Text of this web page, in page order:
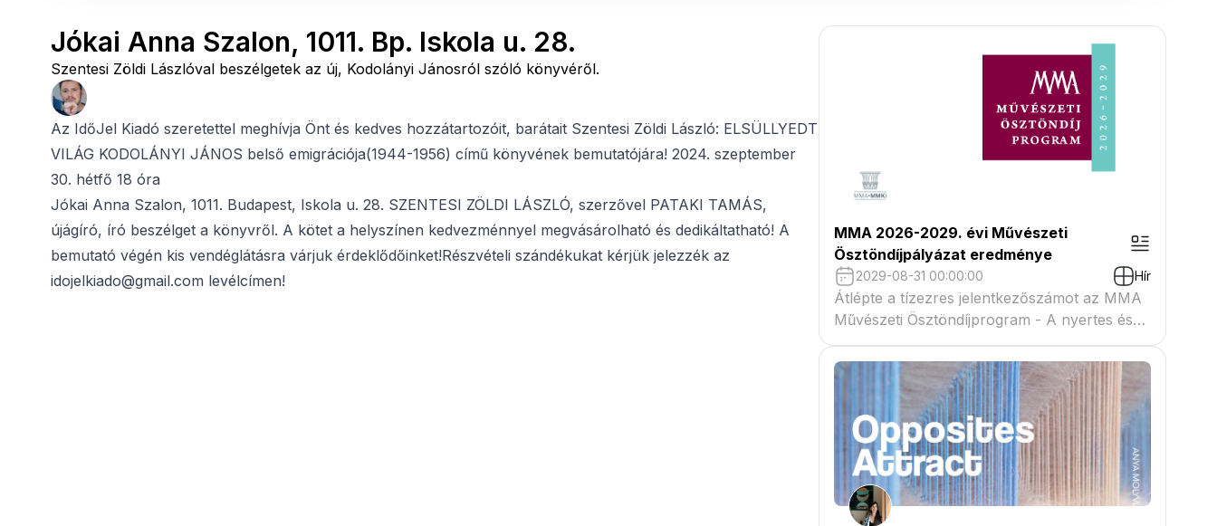
Jókai Anna Szalon, 1011. Bp. Iskola u. 28.
Szentesi Zöldi Lászlóval beszélgetek az új, Kodolányi Jánosról szóló könyvéről.
Az IdőJel Kiadó szeretettel meghívja Önt és kedves hozzátartozóit, barátait Szentesi Zöldi László: ELSÜLLYEDT
VILÁG KODOLÁNYI JÁNOS belső emigrációja(1944-1956) című könyvének bemutatójára! 2024. szeptember
30. hétfő 18 óra
Jókai Anna Szalon, 1011. Budapest, Iskola u. 28. SZENTESI ZÖLDI LÁSZLÓ, szerzővel PATAKI TAMÁS,
újágíró, író beszélget a könyvről. A kötet a helyszínen kedvezménnyel megvásárolható és dedikáltatható! A
bemutató végén kis vendéglátásra várjuk érdeklődőinket!Részvételi szándékukat kérjük jelezzék az
idojelkiado@gmail.com levélcímen!
MMA 2026-2029. évi Művészeti
Ösztöndíjpályázat eredménye
2029-08-31 00:00:00 Hír
Átlépte a tízezres jelentkezőszámot az MMA
Művészeti Ösztöndíjprogram - A nyertes és
tartaléklistás pályázók névsora megtekinthető
a csatolmányban